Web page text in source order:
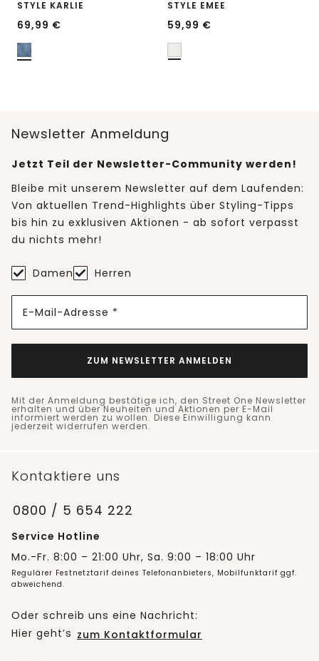
STYLE KARLIE
69,99 €
STYLE EMEE
59,99 €
Newsletter Anmeldung
Jetzt Teil der Newsletter-Community werden!
Bleibe mit unserem Newsletter auf dem Laufenden:
Von aktuellen Trend-Highlights über Styling-Tipps
bis hin zu exklusiven Aktionen - ab sofort verpasst
du nichts mehr!
Damen Herren
E-Mail-Adresse *
ZUM NEWSLETTER ANMELDEN
Mit der Anmeldung bestätige ich, den Street One Newsletter
erhalten und über Neuheiten und Aktionen per E-Mail
informiert werden zu wollen. Diese Einwilligung kann
jederzeit widerrufen werden.
Kontaktiere uns
0800 / 5 654 222
Service Hotline
Mo.-Fr. 8:00 – 21:00 Uhr, Sa. 9:00 – 18:00 Uhr
Regulärer Festnetztarif deines Telefonanbieters, Mobilfunktarif ggf.
abweichend.
Oder schreib uns eine Nachricht:
Hier geht’s zum Kontaktformular